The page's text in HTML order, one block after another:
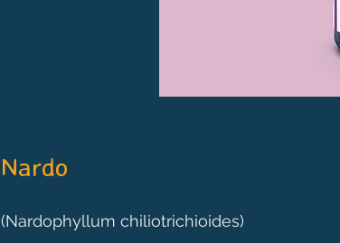
Nardo
(Nardophyllum chiliotrichioides)